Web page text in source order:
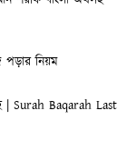
পড়ার নিয়ম
| Surah Baqarah Last